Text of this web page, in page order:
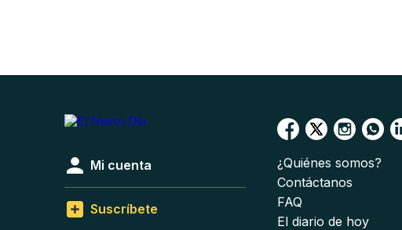
Mi cuenta
Suscríbete
¿Quiénes somos?
Contáctanos
FAQ
El diario de hoy